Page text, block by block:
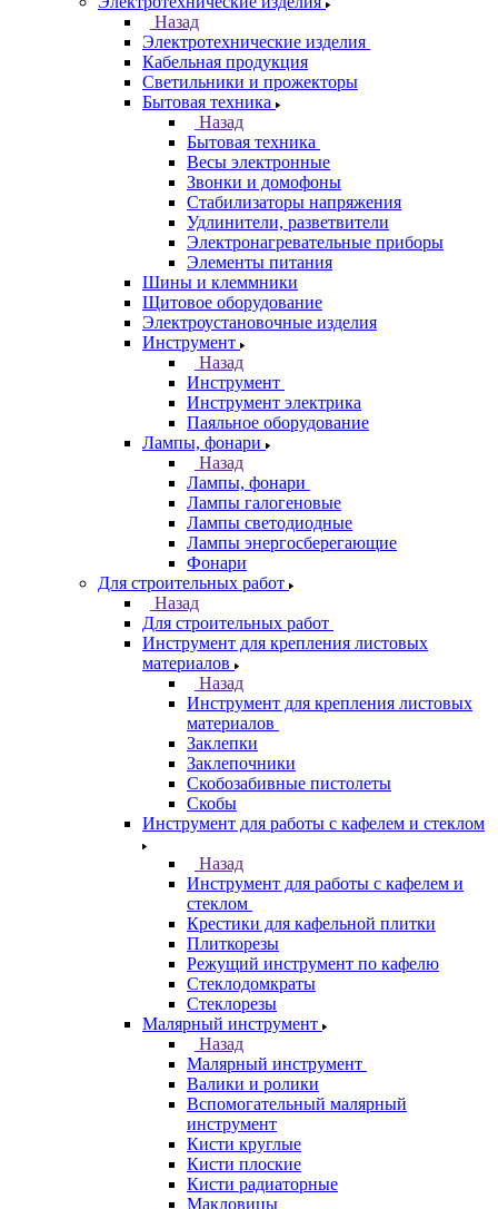
Назад
Электротехнические изделия
Кабельная продукция
Светильники и прожекторы
Бытовая техника
Назад
Бытовая техника
Весы электронные
Звонки и домофоны
Стабилизаторы напряжения
Удлинители, разветвители
Электронагревательные приборы
Элементы питания
Шины и клеммники
Щитовое оборудование
Электроустановочные изделия
Инструмент
Назад
Инструмент
Инструмент электрика
Паяльное оборудование
Лампы, фонари
Назад
Лампы, фонари
Лампы галогеновые
Лампы светодиодные
Лампы энергосберегающие
Фонари
Для строительных работ
Назад
Для строительных работ
Инструмент для крепления листовых
материалов
Назад
Инструмент для крепления листовых
материалов
Заклепки
Заклепочники
Скобозабивные пистолеты
Скобы
Инструмент для работы с кафелем и стеклом
Назад
Инструмент для работы с кафелем и
стеклом
Крестики для кафельной плитки
Плиткорезы
Режущий инструмент по кафелю
Стеклодомкраты
Стеклорезы
Малярный инструмент
Назад
Малярный инструмент
Валики и ролики
Вспомогательный малярный
инструмент
Кисти круглые
Кисти плоские
Кисти радиаторные
Макловицы